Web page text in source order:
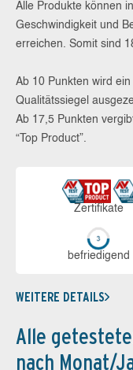
Alle Produkte können
Geschwindigkeit und
erreichen. Somit sind
Ab 10 Punkten wird
Qualitätssiegel
Ab 17,5 Punkten
“Top Product”.
Zerti­fikate
be­frie­di­gend
WEITERE DETAILS
Alle
nach Monat/